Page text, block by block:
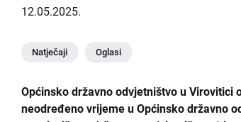
Zabranjen utjecaj i prisila
12.05.2025.
Natječaji Oglasi
Općinsko državno odvjetništvo u Virovitici
neodređeno vrijeme u Općinsko državno